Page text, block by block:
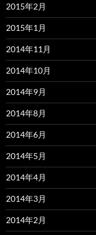
2015年2月
2015年1月
2014年11月
2014年10月
2014年9月
2014年8月
2014年6月
2014年5月
2014年4月
2014年3月
2014年2月